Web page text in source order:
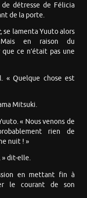
détresse de Félicia
de la porte.
se lamenta Yuuto alors
Mais en raison du
ce n’était pas une
« Quelque chose est
Mitsuki.
« Nous venons de
rien de
nuit ! »
» dit-elle.
en mettant fin à
le courant de son